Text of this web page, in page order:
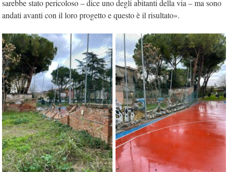
sarebbe stato pericoloso – dice uno degli abitanti della via – ma sono
andati avanti con il loro progetto e questo è il risultato».